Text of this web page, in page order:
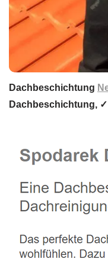
Dachbeschichtung
Dachbeschichtung,